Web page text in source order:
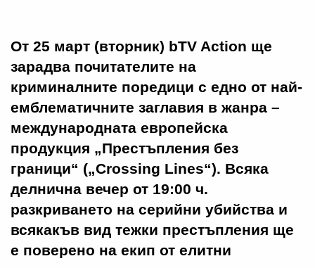
От 25 март (вторник) bTV Action ще
зарадва почитателите на
криминалните поредици с едно от най-
емблематичните заглавия в жанра –
международната европейска
продукция „Престъпления без
граници“ („Crossing Lines“). Всяка
делнична вечер от 19:00 ч.
разкриването на серийни убийства и
всякакъв вид тежки престъпления ще
е поверено на екип от елитни